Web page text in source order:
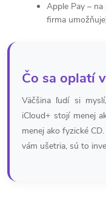
Apple Pay –
firma
Čo sa oplatí
Väčšina ľudí si
iCloud+ stojí menej
menej ako fyzické
vám ušetria, sú to